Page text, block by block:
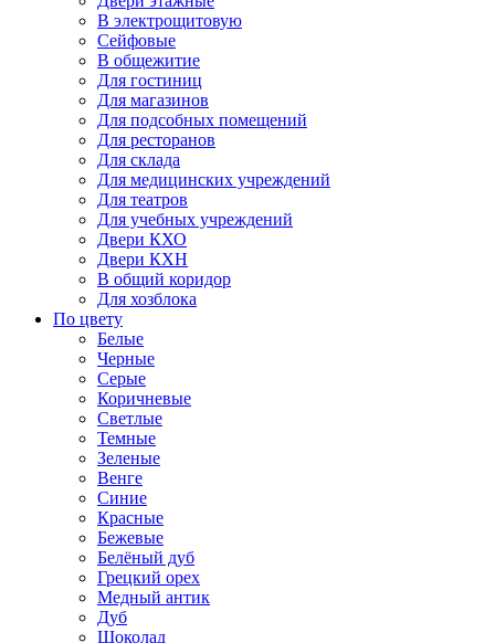
В электрощитовую
Сейфовые
В общежитие
Для гостиниц
Для магазинов
Для подсобных помещений
Для ресторанов
Для склада
Для медицинских учреждений
Для театров
Для учебных учреждений
Двери КХО
Двери КХН
В общий коридор
Для хозблока
По цвету
Белые
Черные
Серые
Коричневые
Светлые
Темные
Зеленые
Венге
Синие
Красные
Бежевые
Белёный дуб
Грецкий орех
Медный антик
Дуб
Шоколад